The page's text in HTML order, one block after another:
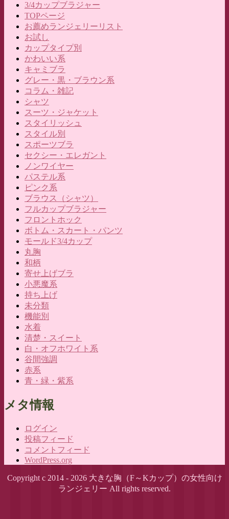
3/4カップブラジャー
TOPページ
お薦めランジェリーリスト
お試し
カップタイプ別
かわいい系
キャミブラ
グレー・黒・ブラウン系
コラム・雑記
シャツ
スーツ・ジャケット
スタイリッシュ
スタイル別
スポーツブラ
セクシー・エレガント
ノンワイヤー
パステル系
ピンク系
ブラウス（シャツ）
フルカップブラジャー
フロントホック
ボトム・スカート・パンツ
モールド3/4カップ
丸胸
和柄
寄せ上げブラ
小悪魔系
持ち上げ
未分類
機能別
水着
清楚・スイート
白・オフホワイト系
谷間強調
赤系
青・緑・紫系
メタ情報
ログイン
投稿フィード
コメントフィード
WordPress.org
Copyright c 2014 - 2026 大きな胸（F～Kカップ）の女性向け
ランジェリー All rights reserved.